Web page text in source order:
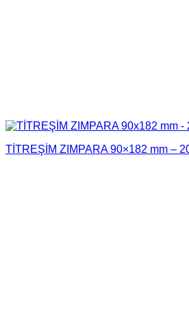
TİTREŞİM ZIMPARA 90×182 mm –